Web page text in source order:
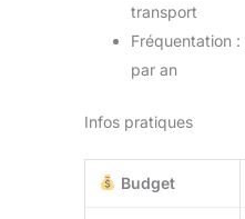
transport
Fréquentation :
par an
Infos pratiques
Budget